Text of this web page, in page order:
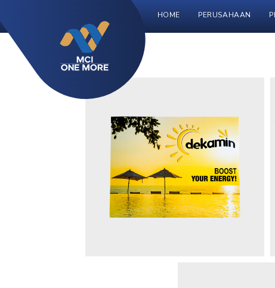
HOME PERUSAHAAN